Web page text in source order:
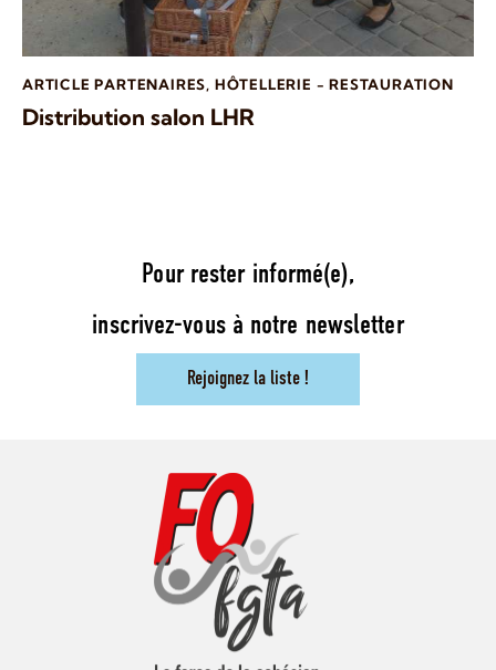
ARTICLE PARTENAIRES, HÔTELLERIE - RESTAURATION
Distribution salon LHR
Pour rester informé(e),
inscrivez-vous à notre newsletter
Rejoignez la liste !